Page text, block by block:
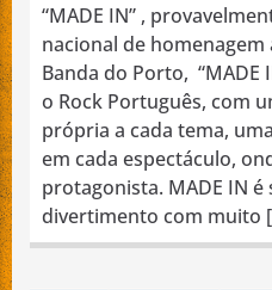
“MADE IN” ,
nacional de homenagem
Banda do Porto, “MADE
o Rock Português, com
própria a cada tema,
em cada espectáculo,
protagonista. MADE IN
divertimento com muito